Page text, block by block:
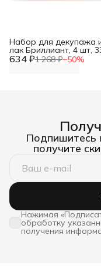
634 ₽1 268 ₽−50%
Набор для декупажа
лак Бриллиант, 4 шт,
мл, Olki Олки
Подпишитесь
получите
Нажимая
обработку
получения